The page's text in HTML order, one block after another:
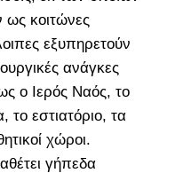
ως κοιτώνες
εξυπηρετούν
ανάγκες
o Ιερός Ναός, το
το εστιατόριο, τα
χώροι.
γήπεδα